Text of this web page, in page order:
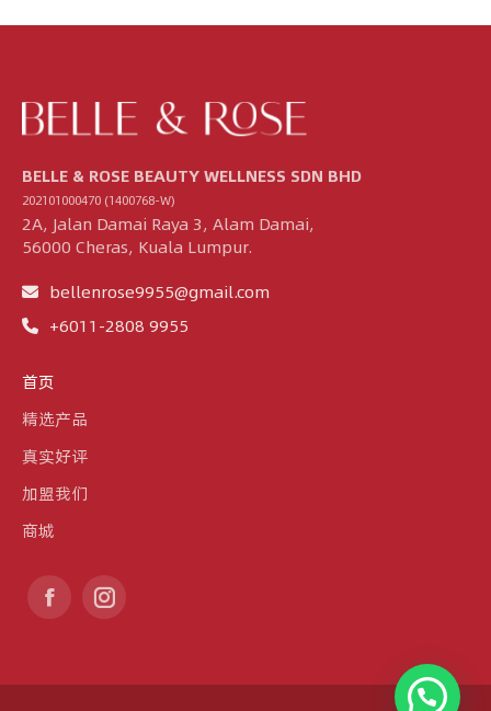
BELLE & ROSE BEAUTY WELLNESS SDN BHD
202101000470 (1400768-W)
2A, Jalan Damai Raya 3, Alam Damai,
56000 Cheras, Kuala Lumpur.
bellenrose9955@gmail.com
+6011-2808 9955
首页
精选产品
真实好评
加盟我们
商城
Find us on:
FacebookInstagram